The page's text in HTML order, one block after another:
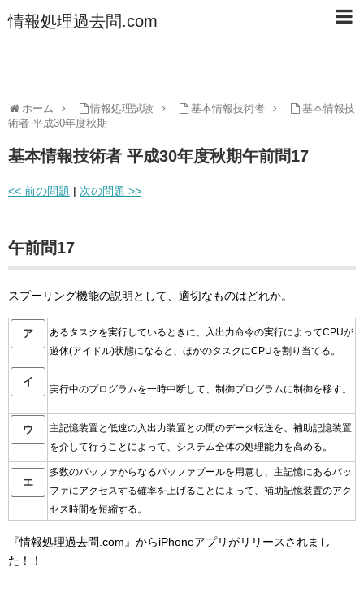
情報処理過去問.com
ホーム 情報処理試験 基本情報技術者
基本情報技
術者 平成30年度秋期
基本情報技術者 平成30年度秋期午前問17
<< 前の問題 | 次の問題 >>
午前問17
スプーリング機能の説明として、適切なものはどれか。
ア
あるタスクを実行しているときに、入出力命令の実行によってCPUが
遊休(アイドル)状態になると、ほかのタスクにCPUを割り当てる。
イ
実行中のプログラムを一時中断して、制御プログラムに制御を移す。
ウ
主記憶装置と低速の入出力装置との間のデータ転送を、補助記憶装置
を介して行うことによって、システム全体の処理能力を高める。
エ
多数のバッファからなるバッファプールを用意し、主記憶にあるバッ
ファにアクセスする確率を上げることによって、補助記憶装置のアク
セス時間を短縮する。
『情報処理過去問.com』からiPhoneアプリがリリースされまし
た！！